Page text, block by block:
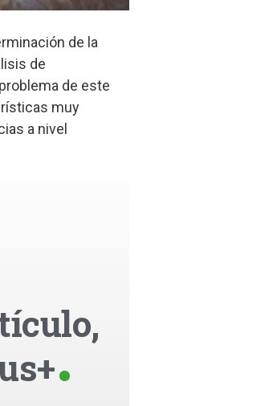
de la
de
de este
muy
a nivel